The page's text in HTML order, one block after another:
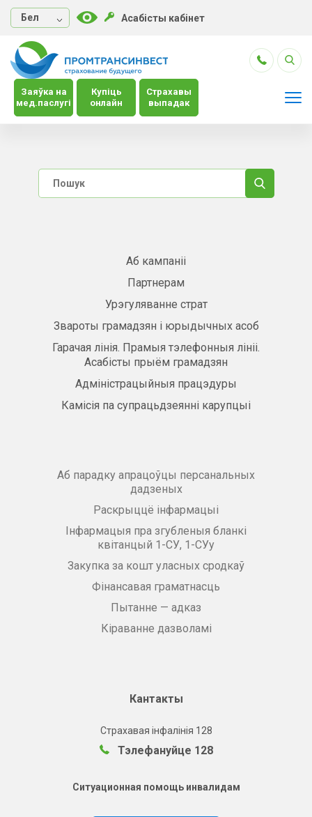
Бел Асабісты кабінет
Заяўка на
мед.паслугі
Купіць
онлайн
Страхавы
выпадак
Аб кампаніі
Партнерам
Урэгуляванне страт
Звароты грамадзян і юрыдычных асоб
Гарачая лінія. Прамыя тэлефонныя лініі.
Асабісты прыём грамадзян
Адміністрацыйныя працэдуры
Камісія па супрацьдзеянні карупцыі
Аб парадку апрацоўцы персанальных
дадзеных
Раскрыццё інфармацыі
Інфармацыя пра згубленыя бланкі
квітанцый 1-СУ, 1-СУу
Закупка за кошт уласных сродкаў
Фінансавая граматнасць
Пытанне — адказ
Кіраванне дазволамі
Кантакты
Страхавая інфалінія 128
Тэлефануйце 128
Ситуационная помощь инвалидам